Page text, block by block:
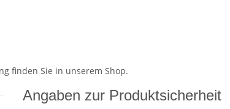
finden Sie in unserem Shop.
Angaben zur Produktsicherheit